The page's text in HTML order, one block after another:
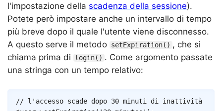
l'impostazione della scadenza della sessione).
Potete però impostare anche un intervallo di tempo
più breve dopo il quale l'utente viene disconnesso.
A questo serve il metodo setExpiration() , che si
chiama prima di
login() . Come argomento passate
una stringa con un tempo relativo:
// l'accesso scade dopo 30 minuti di inattività
Copy